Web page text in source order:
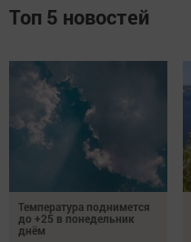
Топ 5 новостей
Температура поднимется
до +25 в понедельник
днём